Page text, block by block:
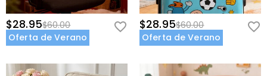
$28.95$60.00
Oferta de Verano
$28.95$60.00
Oferta de Verano